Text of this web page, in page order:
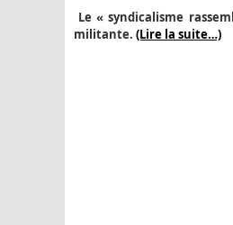
Le « syndicalisme
militante. (Lire la suite…)